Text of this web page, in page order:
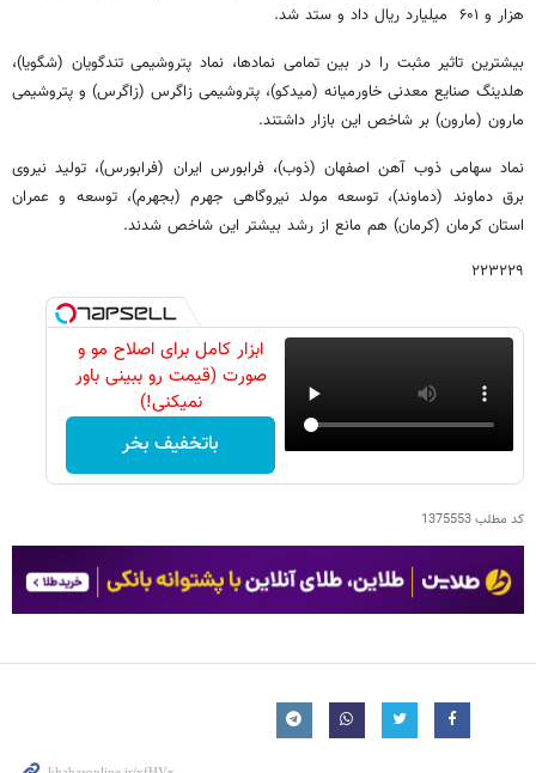
هزار و ۶۰۱ میلیارد ریال داد و ستد شد.
بیشترین تاثیر مثبت را در بین تمامی نمادها، نماد پتروشیمی تندگویان (شگویا)،
هلدینگ صنایع معدنی خاورمیانه (میدکو)، پتروشیمی زاگرس (زاگرس) و پتروشیمی
مارون (مارون) بر شاخص این بازار داشتند.
نماد سهامی ذوب آهن اصفهان (ذوب)، فرابورس ایران (فرابورس)، تولید نیروی
برق دماوند (دماوند)، توسعه مولد نیروگاهی جهرم (بجهرم)، توسعه و عمران
استان کرمان (کرمان) هم مانع از رشد بیشتر این شاخص شدند.
۲۲۳۲۲۹
ابزار کامل برای اصلاح مو و
صورت (قیمت رو ببینی باور
نمیکنی!)
باتخفیف بخر
کد مطلب1375553